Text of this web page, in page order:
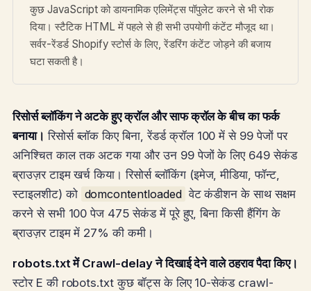
कुछ JavaScript को डायनामिक एलिमेंट्स पॉपुलेट करने से भी रोक
दिया। स्टैटिक HTML में पहले से ही सभी उपयोगी कंटेंट मौजूद था।
सर्वर-रेंडर्ड Shopify स्टोर्स के लिए, रेंडरिंग कंटेंट जोड़ने की बजाय
घटा सकती है।
रिसोर्स ब्लॉकिंग ने अटके हुए क्रॉल और साफ क्रॉल के बीच का फर्क
बनाया। रिसोर्स ब्लॉक किए बिना, रेंडर्ड क्रॉल 100 में से 99 पेजों पर
अनिश्चित काल तक अटक गया और उन 99 पेजों के लिए 649 सेकंड
ब्राउज़र टाइम खर्च किया। रिसोर्स ब्लॉकिंग (इमेज, मीडिया, फॉन्ट,
स्टाइलशीट) को domcontentloaded वेट कंडीशन के साथ सक्षम
करने से सभी 100 पेज 475 सेकंड में पूरे हुए, बिना किसी हैंगिंग के
ब्राउज़र टाइम में 27% की कमी।
robots.txt में Crawl-delay ने दिखाई देने वाले ठहराव पैदा किए।
स्टोर E की robots.txt कुछ बॉट्स के लिए 10-सेकंड crawl-